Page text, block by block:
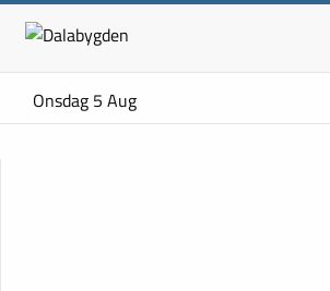
Onsdag 5 Aug